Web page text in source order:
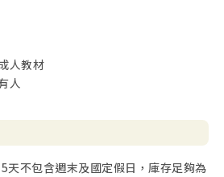
人教材
人
天不包含週末及國定假日，庫存足夠為